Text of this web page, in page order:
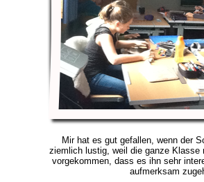
Mir hat es gut gefallen, wenn der
ziemlich lustig, weil die ganze
vorgekommen, dass es ihn sehr inter
aufmerksam